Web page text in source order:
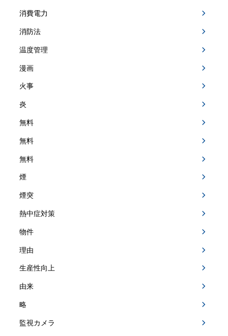
消費電力
消防法
温度管理
漫画
火事
炎
無料
無料
無料
煙
煙突
熱中症対策
物件
理由
生産性向上
由来
略
監視カメラ